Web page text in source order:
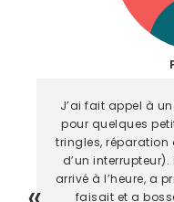
J’ai fait appel à
pour quelques
tringles, réparation
d’un
arrivé à l’heure, a
faisait et a